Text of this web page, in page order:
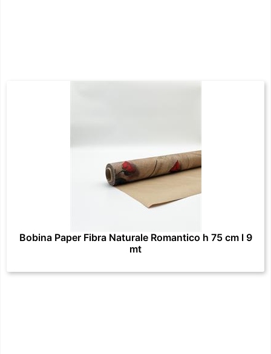
Bobina Paper Fibra Naturale Romantico h 75 cm l 9
mt